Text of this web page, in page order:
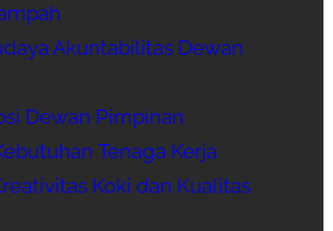
Akuntabilitas Dewan
Dewan Pimpinan
Tenaga Kerja
Koki dan Kualitas